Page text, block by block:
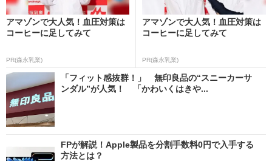
アマゾンで大人気！血圧対策は
コーヒーに足してみて
PR(森永乳業)
アマゾンで大人気！血圧対策は
コーヒーに足してみて
PR(森永乳業)
「フィット感抜群！」 無印良品の“スニーカーサ
ンダル”が人気！ 「かわいくはきや...
FPが解説！Apple製品を分割手数料0円で入手する
方法とは？